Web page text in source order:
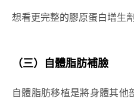
想看更完整的膠原蛋白增生
（三） 自體脂肪補臉
自體脂肪移植是將身體其他